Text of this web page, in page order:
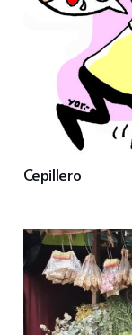
Cepillero